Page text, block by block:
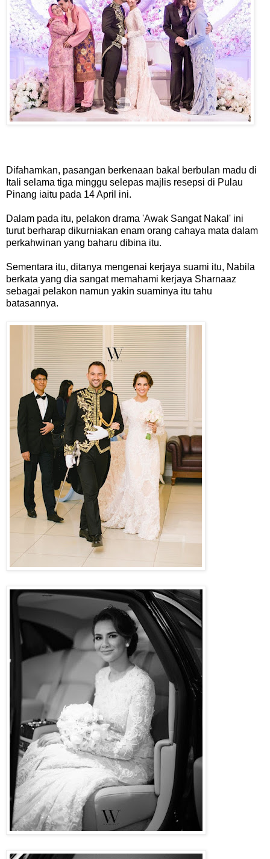
Difahamkan, pasangan berkenaan bakal berbulan madu di
Itali selama tiga minggu selepas majlis resepsi di Pulau
Pinang iaitu pada 14 April ini.
Dalam pada itu, pelakon drama 'Awak Sangat Nakal' ini
turut berharap dikurniakan enam orang cahaya mata dalam
perkahwinan yang baharu dibina itu.
Sementara itu, ditanya mengenai kerjaya suami itu, Nabila
berkata yang dia sangat memahami kerjaya Sharnaaz
sebagai pelakon namun yakin suaminya itu tahu
batasannya.